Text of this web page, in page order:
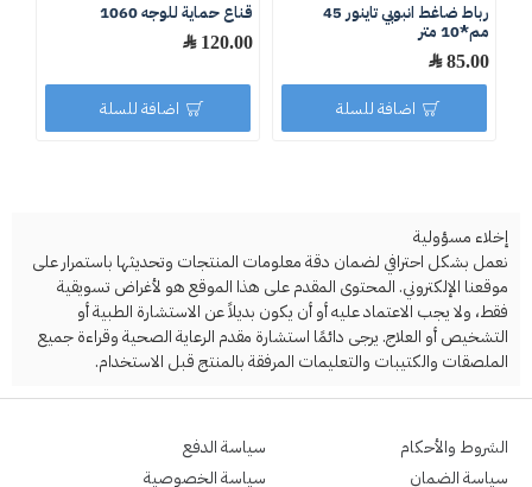
رباط ضاغط انبوبي تاينور 45
مم*10 متر
85.00 ﷼
اضافة للسلة
قناع حماية للوجه 1060
120.00 ﷼
اضافة للسلة
إخلاء مسؤولية
نعمل بشكل احترافي لضمان دقة معلومات المنتجات وتحديثها باستمرار على
موقعنا الإلكتروني. المحتوى المقدم على هذا الموقع هو لأغراض تسويقية
فقط، ولا يجب الاعتماد عليه أو أن يكون بديلاً عن الاستشارة الطبية أو
التشخيص أو العلاج. يرجى دائمًا استشارة مقدم الرعاية الصحية وقراءة جميع
الملصقات والكتيبات والتعليمات المرفقة بالمنتج قبل الاستخدام.
الشروط والأحكام
سياسة الضمان
سياسة الدفع
سياسة الخصوصية